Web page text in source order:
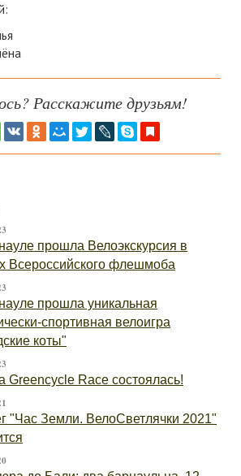
Расскажите друзьям!
прошла Велоэкскурсия в
Всероссийского флешмоба
прошла уникальная
спортивная велоигра
коты"
Greencycle Race состоялась!
"Час Земли. ВелоСветлячки 2021"